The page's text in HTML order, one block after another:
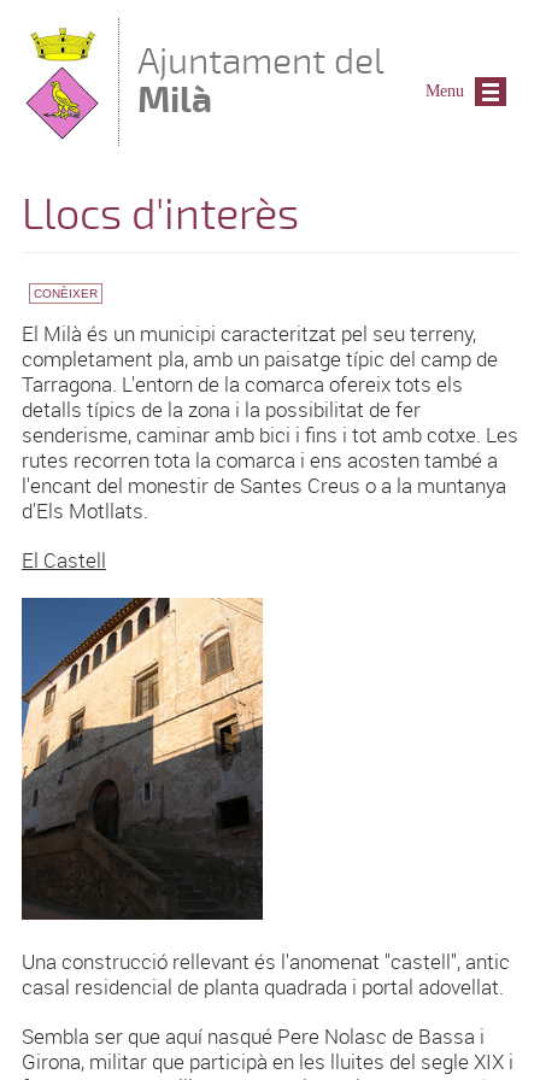
Ajuntament del
Milà
Llocs d'interès
CONÈIXER
El Milà és un municipi caracteritzat pel seu terreny,
completament pla, amb un paisatge típic del camp de
Tarragona. L'entorn de la comarca ofereix tots els
detalls típics de la zona i la possibilitat de fer
senderisme, caminar amb bici i fins i tot amb cotxe. Les
rutes recorren tota la comarca i ens acosten també a
l'encant del monestir de Santes Creus o a la muntanya
d'Els Motllats.
El Castell
Una construcció rellevant és l'anomenat "castell", antic
casal residencial de planta quadrada i portal adovellat.
Sembla ser que aquí nasqué Pere Nolasc de Bassa i
Girona, militar que participà en les lluites del segle XIX i
Menu